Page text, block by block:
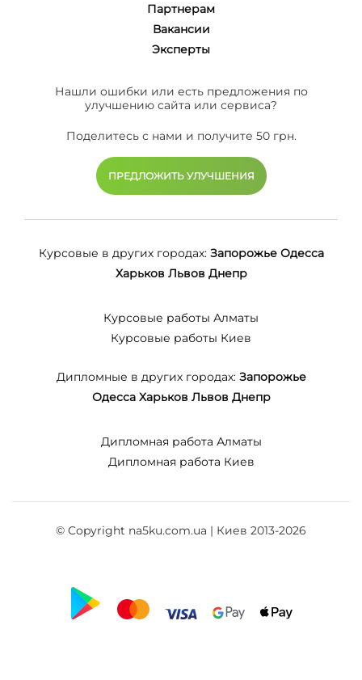
Партнерам
Вакансии
Эксперты
Нашли ошибки или есть предложения по
улучшению сайта или сервиса?
Поделитесь с нами и получите 50 грн.
ПРЕДЛОЖИТЬ УЛУЧШЕНИЯ
Курсовые в других городах: Запорожье Одесса
Харьков Львов Днепр
Курсовые работы Алматы
Курсовые работы Киев
Дипломные в других городах: Запорожье
Одесса Харьков Львов Днепр
Дипломная работа Алматы
Дипломная работа Киев
© Copyright na5ku.com.ua | Киев 2013-2026